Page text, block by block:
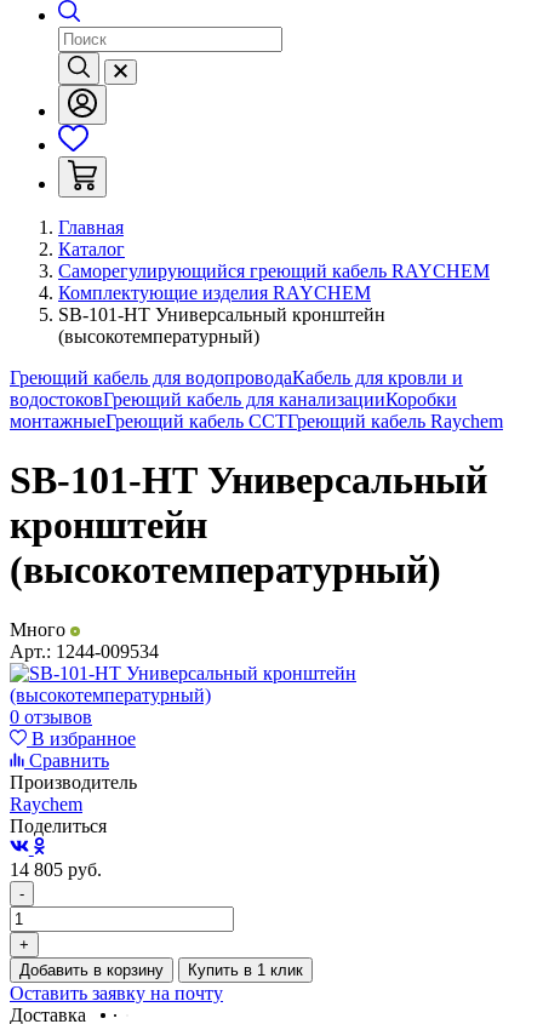
Главная
Каталог
Саморегулирующийся греющий кабель RAYCHEM
Комплектующие изделия RAYCHEM
SB-101-НТ Универсальный кронштейн
(высокотемпературный)
Греющий кабель для водопроводаКабель для кровли и
водостоковГреющий кабель для канализацииКоробки
монтажныеГреющий кабель ССТГреющий кабель Raychem
SB-101-НТ Универсальный
кронштейн
(высокотемпературный)
Много
Арт.: 1244-009534
0 отзывов
В избранное
Сравнить
Производитель
Raychem
Поделиться
14 805 руб.
-
+
Добавить в корзину
Купить в 1 клик
Оставить заявку на почту
Доставка